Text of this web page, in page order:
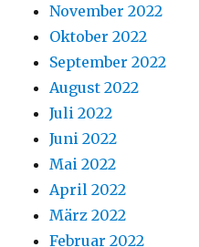
November 2022
Oktober 2022
September 2022
August 2022
Juli 2022
Juni 2022
Mai 2022
April 2022
März 2022
Februar 2022